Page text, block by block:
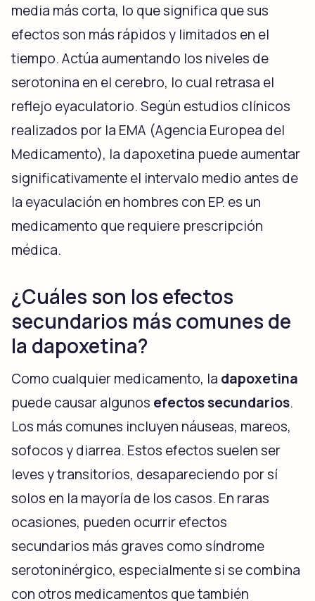
media más corta, lo que significa que sus
efectos son más rápidos y limitados en el
tiempo. Actúa aumentando los niveles de
serotonina en el cerebro, lo cual retrasa el
reflejo eyaculatorio. Según estudios clínicos
realizados por la EMA (Agencia Europea del
Medicamento), la dapoxetina puede aumentar
significativamente el intervalo medio antes de
la eyaculación en hombres con EP. es un
medicamento que requiere prescripción
médica.
¿Cuáles son los efectos
secundarios más comunes de
la dapoxetina?
Como cualquier medicamento, la dapoxetina
puede causar algunos efectos secundarios.
Los más comunes incluyen náuseas, mareos,
sofocos y diarrea. Estos efectos suelen ser
leves y transitorios, desapareciendo por sí
solos en la mayoría de los casos. En raras
ocasiones, pueden ocurrir efectos
secundarios más graves como síndrome
serotoninérgico, especialmente si se combina
con otros medicamentos que también